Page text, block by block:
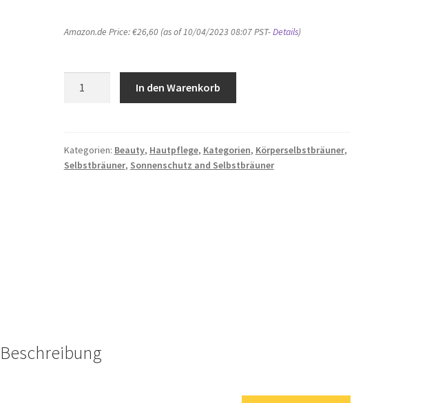
Amazon.de Price:€26,60(as of 10/04/2023 08:07 PST-Details)
Bronzing
Water
In den Warenkorb
Kategorien: Beauty, Hautpflege, Kategorien, Körperselbstbräuner,
Selbstbräuner, Sonnenschutz and Selbstbräuner
Beschreibung